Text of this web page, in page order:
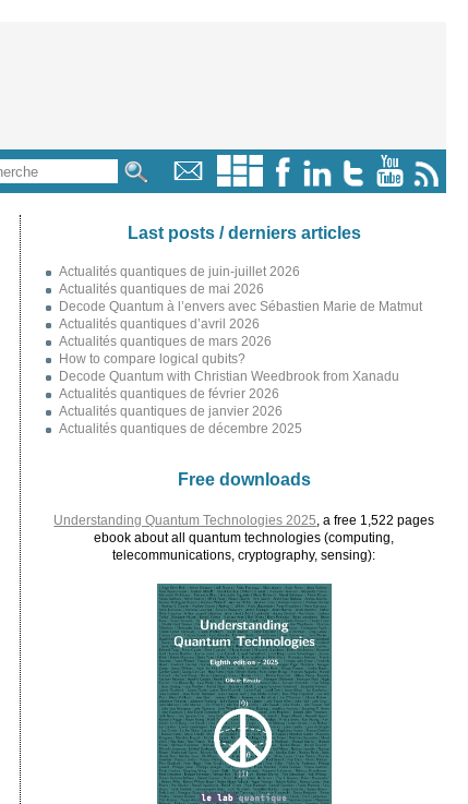
Last posts / derniers articles
Actualités quantiques de juin-juillet 2026
Actualités quantiques de mai 2026
Decode Quantum à l’envers avec Sébastien Marie de Matmut
Actualités quantiques d’avril 2026
Actualités quantiques de mars 2026
How to compare logical qubits?
Decode Quantum with Christian Weedbrook from Xanadu
Actualités quantiques de février 2026
Actualités quantiques de janvier 2026
Actualités quantiques de décembre 2025
Free downloads
Understanding Quantum Technologies 2025 , a free 1,522 pages
ebook about all quantum technologies (computing,
telecommunications, cryptography, sensing):